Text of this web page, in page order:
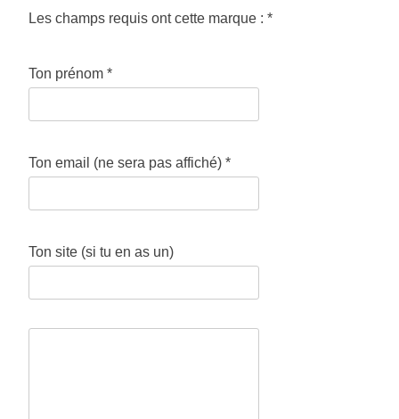
Les champs requis ont cette marque : *
Ton prénom *
Ton email (ne sera pas affiché) *
Ton site (si tu en as un)